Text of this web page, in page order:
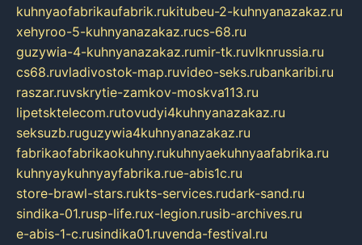
kuhnyaofabrikaufabrik.rukitubeu-2-kuhnyanazakaz.ru
xehyroo-5-kuhnyanazakaz.rucs-68.ru
guzywia-4-kuhnyanazakaz.rumir-tk.ruvlknrussia.ru
cs68.ruvladivostok-map.ruvideo-seks.rubankaribi.ru
raszar.ruvskrytie-zamkov-moskva113.ru
lipetsktelecom.rutovudyi4kuhnyanazakaz.ru
seksuzb.ruguzywia4kuhnyanazakaz.ru
fabrikaofabrikaokuhny.rukuhnyaekuhnyaafabrika.ru
kuhnyaykuhnyayfabrika.rue-abis1c.ru
store-brawl-stars.rukts-services.rudark-sand.ru
sindika-01.rusp-life.rux-legion.rusib-archives.ru
e-abis-1-c.rusindika01.ruvenda-festival.ru